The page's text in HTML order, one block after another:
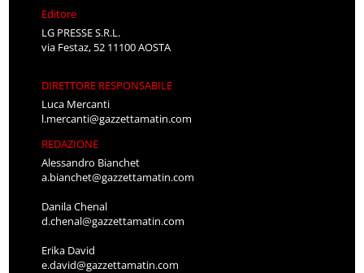
Editore
LG PRESSE S.R.L.
via Festaz, 52 11100 AOSTA
DIRETTORE RESPONSABILE
Luca Mercanti
l.mercanti@gazzettamatin.com
REDAZIONE
Alessandro Bianchet
a.bianchet@gazzettamatin.com
Danila Chenal
d.chenal@gazzettamatin.com
Erika David
e.david@gazzettamatin.com